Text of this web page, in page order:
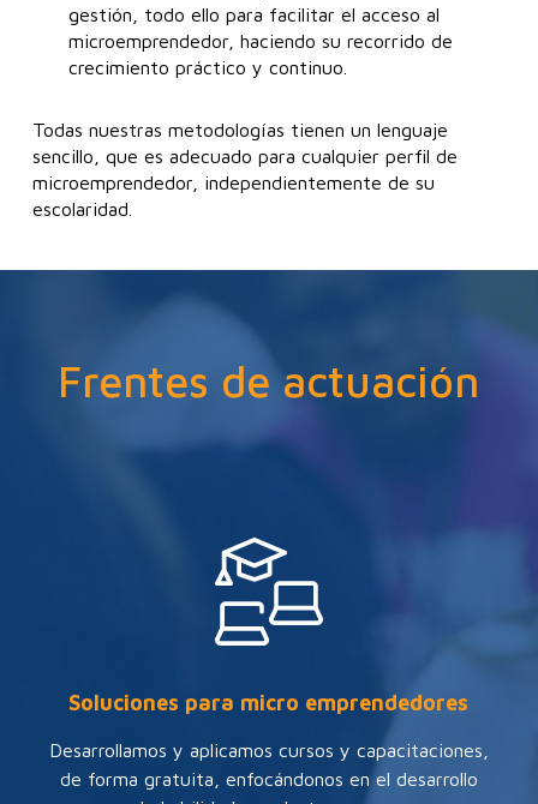
gestión, todo ello para facilitar el acceso al
microemprendedor, haciendo su recorrido de
crecimiento práctico y continuo.
Todas nuestras metodologías tienen un lenguaje
sencillo, que es adecuado para cualquier perfil de
microemprendedor, independientemente de su
escolaridad.
Frentes de actuación
Soluciones para micro emprendedores
Desarrollamos y aplicamos cursos y capacitaciones,
de forma gratuita, enfocándonos en el desarrollo